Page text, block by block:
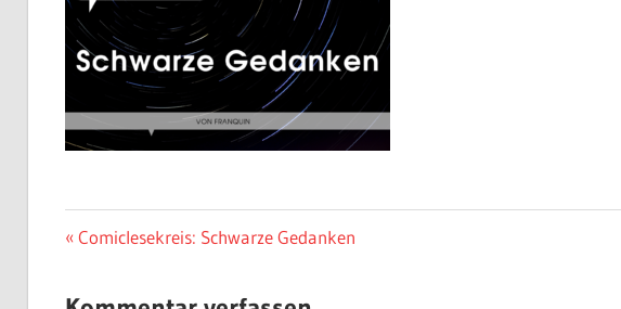
Beitragsnavigation
Vorheriger
Comiclesekreis: Schwarze Gedanken